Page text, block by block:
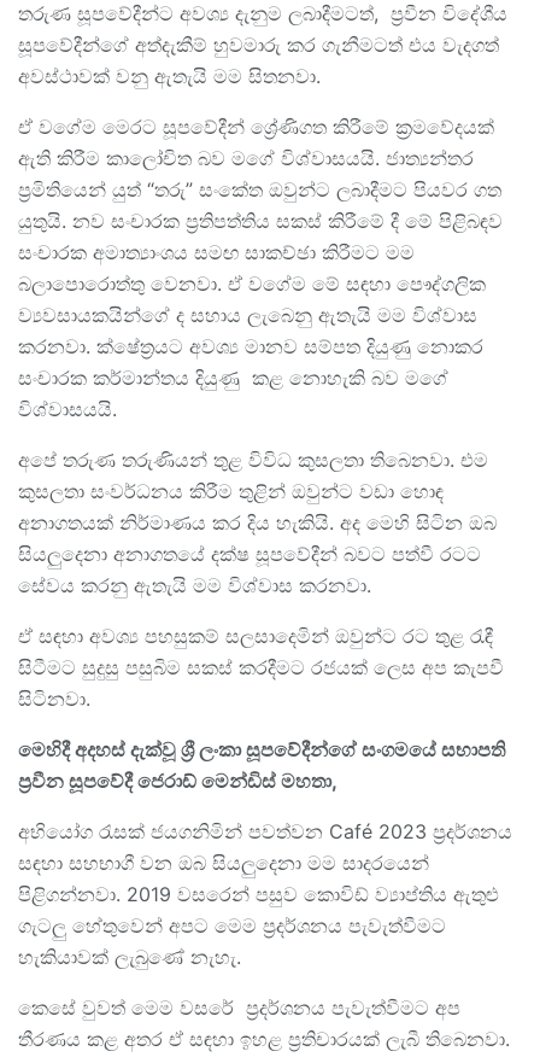
තරුණ සූපවේදීන්ට අවශ්‍ය දැනුම ලබාදීමටත්, ප්‍රවීන විදේශීය
සූපවේදීන්ගේ අත්දැකීම් හුවමාරු කර ගැනීමටත් එය වැදගත්
අවස්ථාවක් වනු ඇතැයි මම සිතනවා.
ඒ වගේම මෙරට සූපවේදීන් ශ්‍රේණිගත කිරීමේ ක්‍රමවේදයක්
ඇති කිරීම කාලෝචිත බව මගේ විශ්වාසයයි. ජාත්‍යන්තර
ප්‍රමිතියෙන් යුත් “තරු” සංකේත ඔවුන්ට ලබාදීමට පියවර ගත
යුතුයි. නව සංචාරක ප්‍රතිපත්තිය සකස් කිරීමේ දී මේ පිළිබඳව
සංචාරක අමාත්‍යාංශය සමඟ සාකච්ඡා කිරීමට මම
බලාපොරොත්තු වෙනවා. ඒ වගේම මේ සඳහා පෞද්ගලික
ව්‍යවසායකයින්ගේ ද සහාය ලැබෙනු ඇතැයි මම විශ්වාස
කරනවා. ක්ෂේත්‍රයට අවශ්‍ය මානව සම්පත දියුණු නොකර
සංචාරක කර්මාන්තය දියුණු කළ නොහැකි බව මගේ
විශ්වාසයයි.
අපේ තරුණ තරුණියන් තුළ විවිධ කුසලතා තිබෙනවා. එම
කුසලතා සංවර්ධනය කිරීම තුළින් ඔවුන්ට වඩා හොඳ
අනාගතයක් නිර්මාණය කර දිය හැකියි. අද මෙහි සිටින ඔබ
සියලුදෙනා අනාගතයේ දක්ෂ සූපවේදීන් බවට පත්වී රටට
සේවය කරනු ඇතැයි මම විශ්වාස කරනවා.
ඒ සඳහා අවශ්‍ය පහසුකම් සලසාදෙමින් ඔවුන්ට රට තුළ රැඳී
සිටීමට සුදුසු පසුබිම සකස් කරදීමට රජයක් ලෙස අප කැපවී
සිටිනවා.
මෙහිදී අදහස් දැක්වූ ශ්‍රී ලංකා සූපවේදීන්ගේ සංගමයේ සභාපති
ප්‍රවීන සූපවේදී ජෙරාඩ් මෙන්ඩිස් මහතා,
අභියෝග රැසක් ජයගනිමින් පවත්වන Café 2023 ප්‍රදර්ශනය
සඳහා සහභාගී වන ඔබ සියලුදෙනා මම සාදරයෙන්
පිළිගන්නවා. 2019 වසරෙන් පසුව කොවිඩ් ව්‍යාප්තිය ඇතුළු
ගැටලු හේතුවෙන් අපට මෙම ප්‍රදර්ශනය පැවැත්වීමට
හැකියාවක් ලැබුණේ නැහැ.
කෙසේ වුවත් මෙම වසරේ ප්‍රදර්ශනය පැවැත්වීමට අප
තීරණය කළ අතර ඒ සඳහා ඉහළ ප්‍රතිචාරයක් ලැබී තිබෙනවා.